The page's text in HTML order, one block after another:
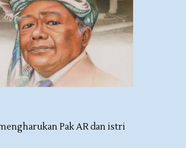
Pak AR dan istri